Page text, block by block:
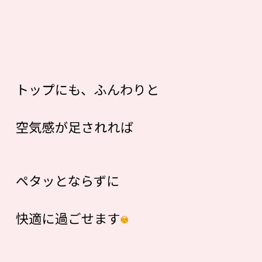
トップにも、ふんわりと
空気感が足されれば
ペタッとならずに
快適に過ごせます